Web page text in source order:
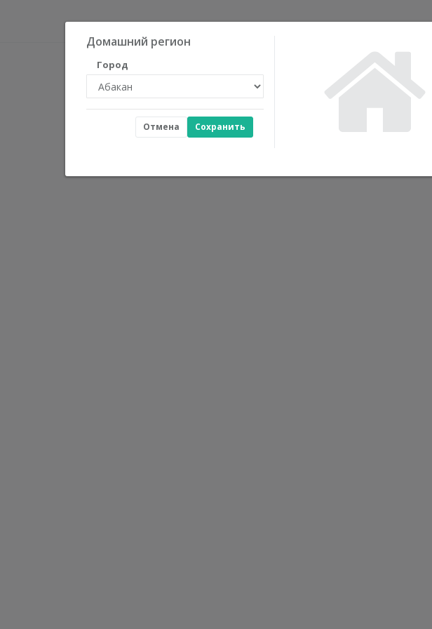
Домашний регион
Город
Сохранить
Отмена